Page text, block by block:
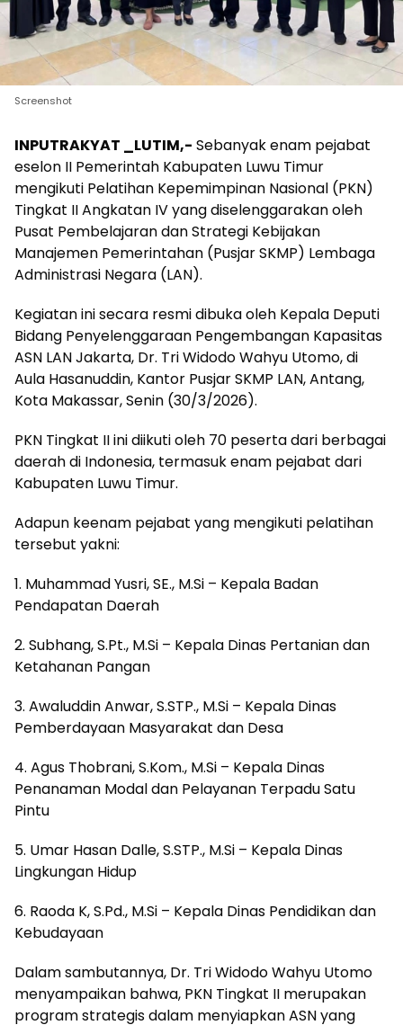
Screenshot
INPUTRAKYAT _LUTIM,- Sebanyak enam pejabat
eselon II Pemerintah Kabupaten Luwu Timur
mengikuti Pelatihan Kepemimpinan Nasional (PKN)
Tingkat II Angkatan IV yang diselenggarakan oleh
Pusat Pembelajaran dan Strategi Kebijakan
Manajemen Pemerintahan (Pusjar SKMP) Lembaga
Administrasi Negara (LAN).
Kegiatan ini secara resmi dibuka oleh Kepala Deputi
Bidang Penyelenggaraan Pengembangan Kapasitas
ASN LAN Jakarta, Dr. Tri Widodo Wahyu Utomo, di
Aula Hasanuddin, Kantor Pusjar SKMP LAN, Antang,
Kota Makassar, Senin (30/3/2026).
PKN Tingkat II ini diikuti oleh 70 peserta dari berbagai
daerah di Indonesia, termasuk enam pejabat dari
Kabupaten Luwu Timur.
Adapun keenam pejabat yang mengikuti pelatihan
tersebut yakni:
1. Muhammad Yusri, SE., M.Si – Kepala Badan
Pendapatan Daerah
2. Subhang, S.Pt., M.Si – Kepala Dinas Pertanian dan
Ketahanan Pangan
3. Awaluddin Anwar, S.STP., M.Si – Kepala Dinas
Pemberdayaan Masyarakat dan Desa
4. Agus Thobrani, S.Kom., M.Si – Kepala Dinas
Penanaman Modal dan Pelayanan Terpadu Satu
Pintu
5. Umar Hasan Dalle, S.STP., M.Si – Kepala Dinas
Lingkungan Hidup
6. Raoda K, S.Pd., M.Si – Kepala Dinas Pendidikan dan
Kebudayaan
Dalam sambutannya, Dr. Tri Widodo Wahyu Utomo
menyampaikan bahwa, PKN Tingkat II merupakan
program strategis dalam menyiapkan ASN yang